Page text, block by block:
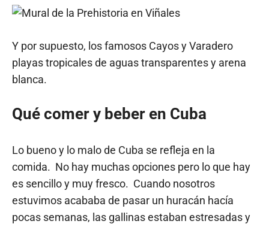
Y por supuesto, los famosos Cayos y Varadero
playas tropicales de aguas transparentes y arena
blanca.
Qué comer y beber en Cuba
Lo bueno y lo malo de Cuba se refleja en la
comida. No hay muchas opciones pero lo que hay
es sencillo y muy fresco. Cuando nosotros
estuvimos acababa de pasar un huracán hacía
pocas semanas, las gallinas estaban estresadas y